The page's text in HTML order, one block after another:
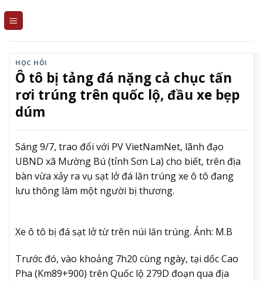
HỌC HỎI
Ô tô bị tảng đá nặng cả chục tấn
rơi trúng trên quốc lộ, đầu xe bẹp
dúm
Sáng 9/7, trao đổi với PV VietNamNet, lãnh đạo
UBND xã Mường Bú (tỉnh Sơn La) cho biết, trên địa
bàn vừa xảy ra vụ sạt lở đá lăn trúng xe ô tô đang
lưu thông làm một người bị thương.
Xe ô tô bị đá sạt lở từ trên núi lăn trúng. Ảnh: M.B
Trước đó, vào khoảng 7h20 cùng ngày, tại dốc Cao
Pha (Km89+900) trên Quốc lộ 279D đoạn qua địa